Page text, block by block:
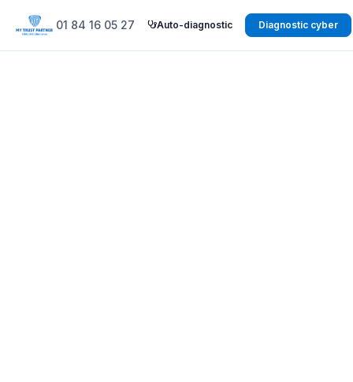
01 84 16 05 27 Auto-diagnostic Diagnostic cyber